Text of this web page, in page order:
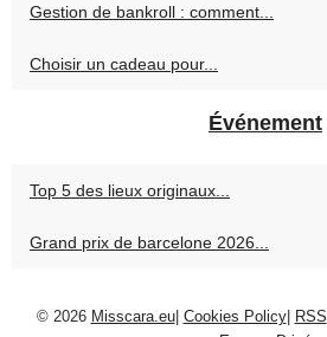
Gestion de bankroll : comment...
Choisir un cadeau pour...
Événement
Top 5 des lieux originaux...
Grand prix de barcelone 2026...
© 2026 Misscara.eu| Cookies Policy| RSS